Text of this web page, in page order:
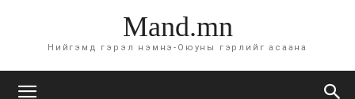
Mand.mn
Нийгэмд гэрэл нэмнэ-Оюуны гэрлийг асаана